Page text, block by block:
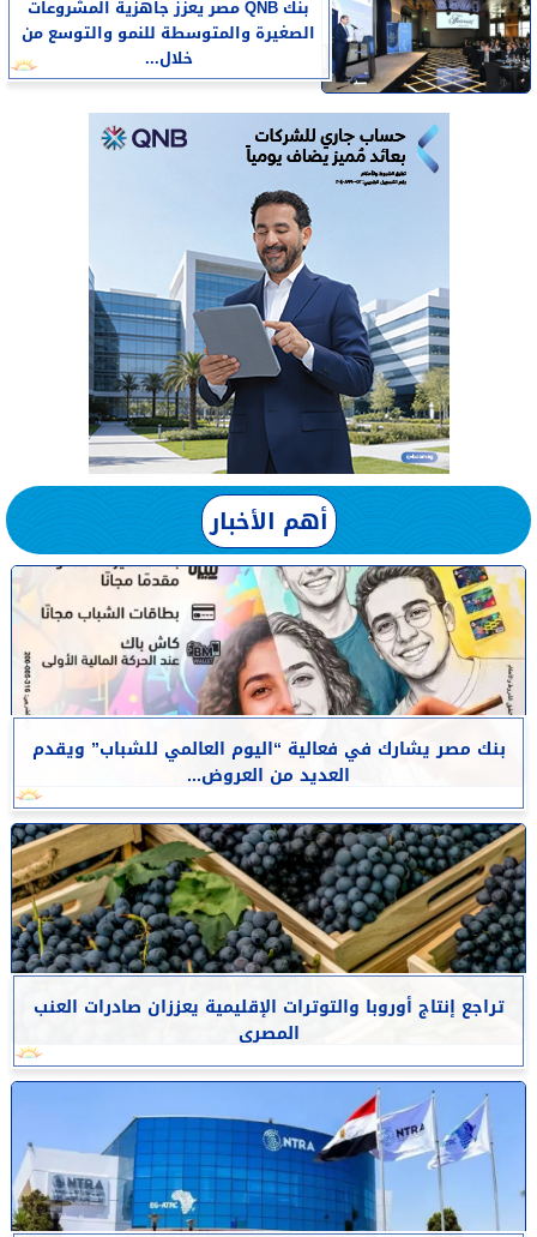
بنك QNB مصر يعزز جاهزية المشروعات
الصغيرة والمتوسطة للنمو والتوسع من
خلال...
أهم الأخبار
بنك مصر يشارك في فعالية “اليوم العالمي للشباب” ويقدم
العديد من العروض...
تراجع إنتاج أوروبا والتوترات الإقليمية يعززان صادرات العنب
المصرى